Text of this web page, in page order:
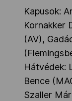
Kapusok:
Kornakker
(AV),
Hátvédek:
Bence
Szaller